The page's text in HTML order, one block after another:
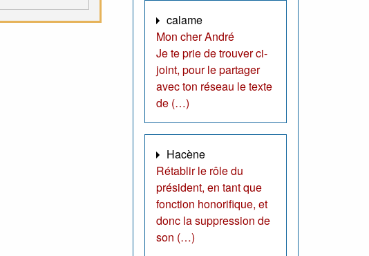
calame
Mon cher André
Je te prie de trouver ci-
joint, pour le partager
avec ton réseau le texte
de (…)
Hacène
Rétablir le rôle du
président, en tant que
fonction honorifique, et
donc la suppression de
son (…)